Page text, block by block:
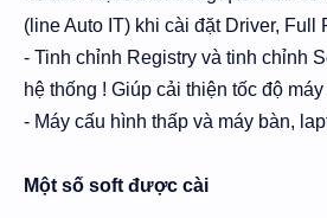
(line Auto IT) khi cài đặt Driver, Full
- Tinh chỉnh Registry và tinh chỉnh
hệ thống ! Giúp cải thiện tốc độ
- Máy cấu hình thấp và máy bàn,
Một số soft được cài